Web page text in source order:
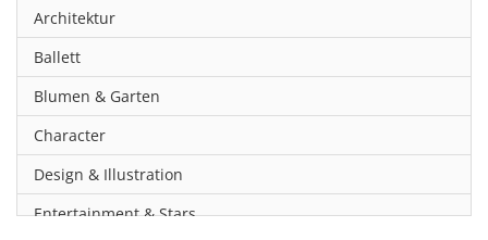
Architektur
Ballett
Blumen & Garten
Character
Design & Illustration
Entertainment & Stars